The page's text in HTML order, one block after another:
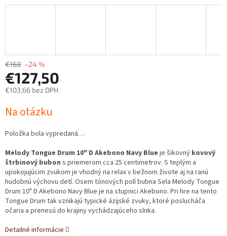
€168 –24 %
€127,50
€103,66 bez DPH
cena:
Na otázku
Položka bola vypredaná…
Melody Tongue Drum 10" D Akebono Navy Blue je šikovný kovový
štrbinový bubon s priemerom cca 25 centimetrov. S teplým a
upokojujúcim zvukom je vhodný na relax v bežnom živote aj na ranú
hudobnú výchovu detí. Osem tónových polí bubna Sela Melody Tongue
Drum 10" D Akebono Navy Blue je na stupnici Akebono. Pri hre na tento
Tongue Drum tak vznikajú typické ázijské zvuky, ktoré poslucháča
očaria a prenesú do krajiny vychádzajúceho slnka.
Detailné informácie